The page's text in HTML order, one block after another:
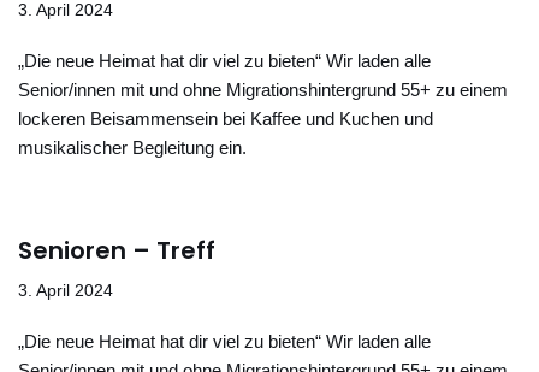
3. April 2024
„Die neue Heimat hat dir viel zu bieten“ Wir laden alle
Senior/innen mit und ohne Migrationshintergrund 55+ zu einem
lockeren Beisammensein bei Kaffee und Kuchen und
musikalischer Begleitung ein.
Senioren – Treff
3. April 2024
„Die neue Heimat hat dir viel zu bieten“ Wir laden alle